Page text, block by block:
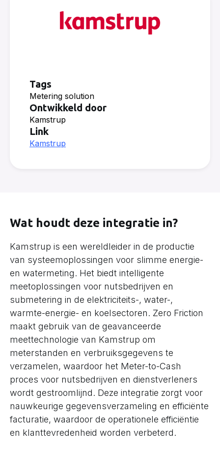
Tags
Metering solution
Ontwikkeld door
Kamstrup
Link
Kamstrup
Wat houdt deze integratie in?
Kamstrup is een wereldleider in de productie
van systeemoplossingen voor slimme energie-
en watermeting. Het biedt intelligente
meetoplossingen voor nutsbedrijven en
submetering in de elektriciteits-, water-,
warmte-energie- en koelsectoren. Zero Friction
maakt gebruik van de geavanceerde
meettechnologie van Kamstrup om
meterstanden en verbruiksgegevens te
verzamelen, waardoor het Meter-to-Cash
proces voor nutsbedrijven en dienstverleners
wordt gestroomlijnd. Deze integratie zorgt voor
nauwkeurige gegevensverzameling en efficiënte
facturatie, waardoor de operationele efficiëntie
en klanttevredenheid worden verbeterd.